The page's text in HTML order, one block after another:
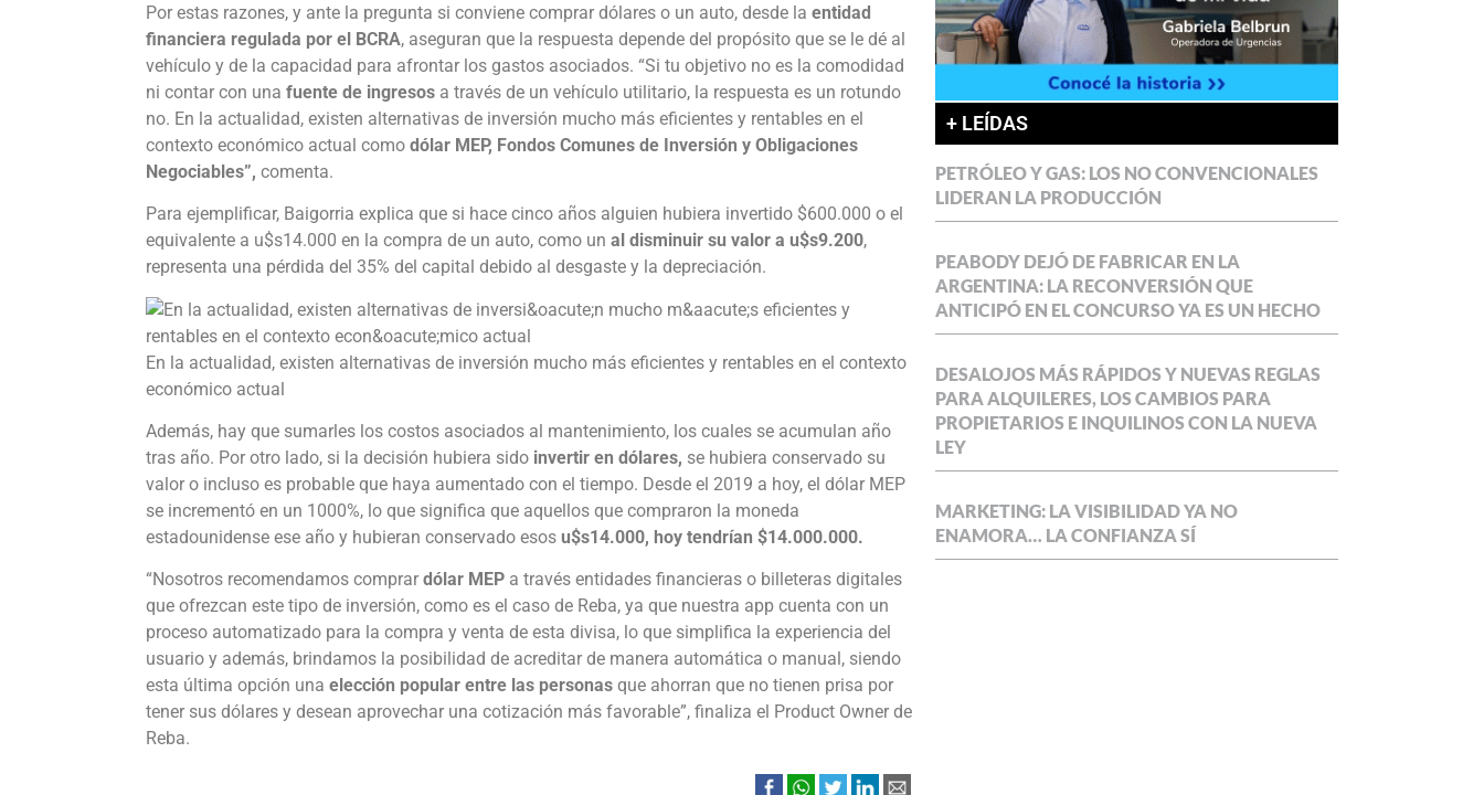
Por estas razones, y ante la pregunta si conviene comprar dólares o un auto, desde la entidad
financiera regulada por el BCRA, aseguran que la respuesta depende del propósito que se le dé al
vehículo y de la capacidad para afrontar los gastos asociados. “Si tu objetivo no es la comodidad
ni contar con una fuente de ingresos a través de un vehículo utilitario, la respuesta es un rotundo
no. En la actualidad, existen alternativas de inversión mucho más eficientes y rentables en el
contexto económico actual como dólar MEP, Fondos Comunes de Inversión y Obligaciones
Negociables”, comenta.
Para ejemplificar, Baigorria explica que si hace cinco años alguien hubiera invertido $600.000 o el
equivalente a u$s14.000 en la compra de un auto, como un al disminuir su valor a u$s9.200,
representa una pérdida del 35% del capital debido al desgaste y la depreciación.
En la actualidad, existen alternativas de inversión mucho más eficientes y rentables en el contexto
económico actual
Además, hay que sumarles los costos asociados al mantenimiento, los cuales se acumulan año
tras año. Por otro lado, si la decisión hubiera sido invertir en dólares, se hubiera conservado su
valor o incluso es probable que haya aumentado con el tiempo. Desde el 2019 a hoy, el dólar MEP
se incrementó en un 1000%, lo que significa que aquellos que compraron la moneda
estadounidense ese año y hubieran conservado esos u$s14.000, hoy tendrían $14.000.000.
“Nosotros recomendamos comprar dólar MEP a través entidades financieras o billeteras digitales
que ofrezcan este tipo de inversión, como es el caso de Reba, ya que nuestra app cuenta con un
proceso automatizado para la compra y venta de esta divisa, lo que simplifica la experiencia del
usuario y además, brindamos la posibilidad de acreditar de manera automática o manual, siendo
esta última opción una elección popular entre las personas que ahorran que no tienen prisa por
tener sus dólares y desean aprovechar una cotización más favorable”, finaliza el Product Owner de
Reba.
+ LEÍDAS
PETRÓLEO Y GAS: LOS NO CONVENCIONALES
LIDERAN LA PRODUCCIÓN
PEABODY DEJÓ DE FABRICAR EN LA
ARGENTINA: LA RECONVERSIÓN QUE
ANTICIPÓ EN EL CONCURSO YA ES UN HECHO
DESALOJOS MÁS RÁPIDOS Y NUEVAS REGLAS
PARA ALQUILERES, LOS CAMBIOS PARA
PROPIETARIOS E INQUILINOS CON LA NUEVA
LEY
MARKETING: LA VISIBILIDAD YA NO
ENAMORA… LA CONFIANZA SÍ